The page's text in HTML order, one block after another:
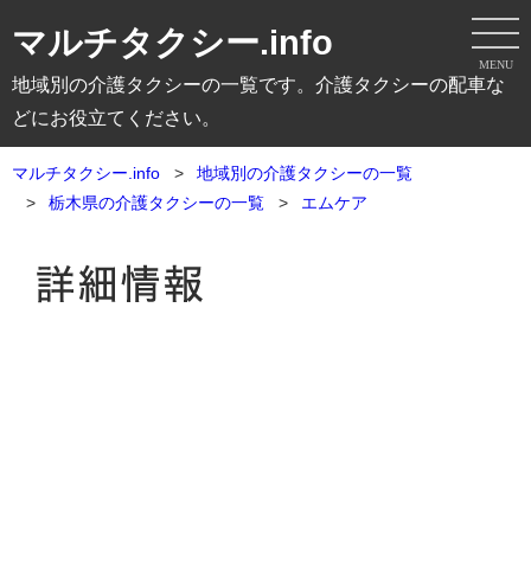
MENU
マルチタクシー.info
地域別の介護タクシーの一覧です。介護タクシーの配車な
どにお役立てください。
マルチタクシー.info
地域別の介護タクシーの一覧
栃木県の介護タクシーの一覧
エムケア